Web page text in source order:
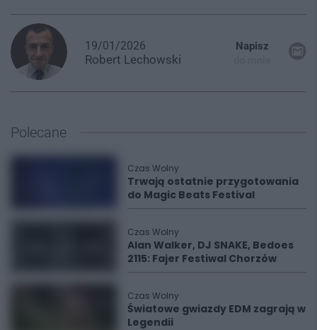
19/01/2026
Robert Lechowski
Napisz
Polecane
Czas Wolny
Trwają ostatnie przygotowania
do Magic Beats Festival
Czas Wolny
Alan Walker, DJ SNAKE, Bedoes
2115: Fajer Festiwal Chorzów
Czas Wolny
Światowe gwiazdy EDM zagrają w
Legendii